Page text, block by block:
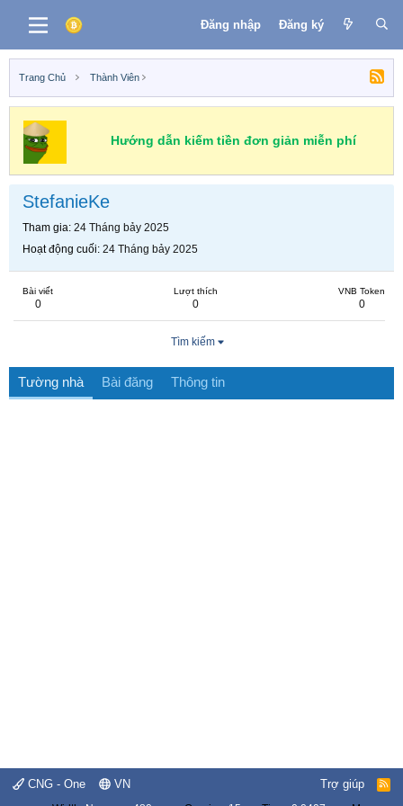
Đăng nhập Đăng ký
Trang Chủ Thành Viên
Hướng dẫn kiếm tiền đơn giản miễn phí
StefanieKe
Tham gia 24 Tháng bảy 2025
Hoạt động cuối 24 Tháng bảy 2025
Bài viết
0
Lượt thích
0
VNB Token
0
Tìm kiếm
Tường nhà Bài đăng Thông tin
CNG - One VN Trợ giúp
R